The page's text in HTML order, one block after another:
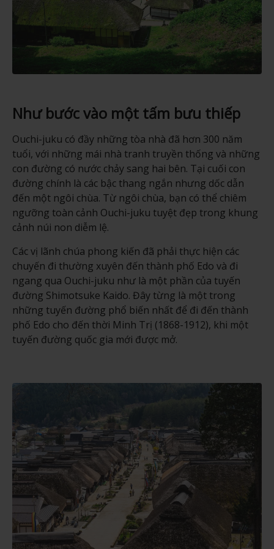
Như bước vào một tấm bưu thiếp
Ouchi-juku có đầy những tòa nhà đã hơn 300 năm
tuổi, với những mái nhà tranh truyền thống và những
con đường có nước chảy sang hai bên. Tại cuối con
đường chính là các bậc thang ngắn nhưng dốc dẫn
đến một ngôi chùa. Từ ngôi chùa, bạn có thể chiêm
ngưỡng toàn cảnh Ouchi-juku tuyệt đẹp trong khung
cảnh núi non diễm lệ.
Các vị lãnh chúa phong kiến đã phải thực hiện các
chuyến đi thường xuyên đến thành phố Edo và đi
ngang qua Ouchi-juku như là một phần của tuyến
đường Shimotsuke Kaido. Đây từng là một trong
những tuyến đường phổ biến nhất để đi đến thành
phố Edo cho đến thời Minh Trị (1868-1912), khi một
tuyến đường quốc gia mới được mở.